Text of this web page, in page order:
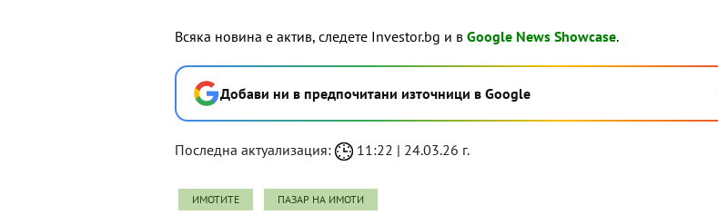
Всяка новина е актив, следете Investor.bg и в Google News Showcase.
Добави ни в предпочитани източници в Google
Последна актуализация: 11:22 | 24.03.26 г.
ИМОТИТЕ ПАЗАР НА ИМОТИ